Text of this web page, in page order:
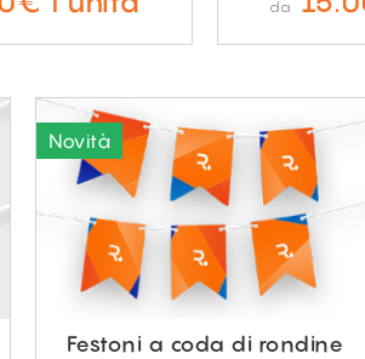
da
Festoni a coda di rondine